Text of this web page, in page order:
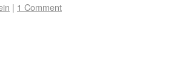
| 1 Comment